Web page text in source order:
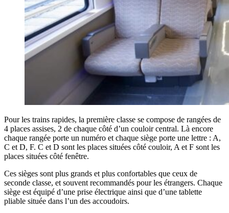
Pour les trains rapides, la première classe se compose de rangées de
4 places assises, 2 de chaque côté d’un couloir central. Là encore
chaque rangée porte un numéro et chaque siège porte une lettre : A,
C et D, F. C et D sont les places situées côté couloir, A et F sont les
places situées côté fenêtre.
Ces sièges sont plus grands et plus confortables que ceux de
seconde classe, et souvent recommandés pour les étrangers. Chaque
siège est équipé d’une prise électrique ainsi que d’une tablette
pliable située dans l’un des accoudoirs.